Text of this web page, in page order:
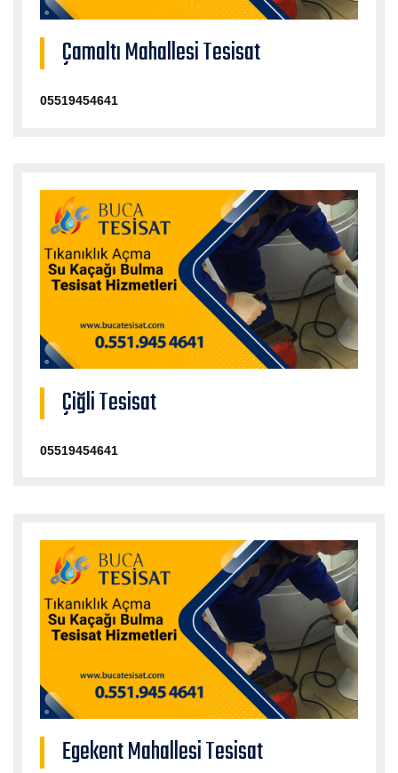
Çamaltı Mahallesi Tesisat
05519454641
Çiğli Tesisat
05519454641
Egekent Mahallesi Tesisat